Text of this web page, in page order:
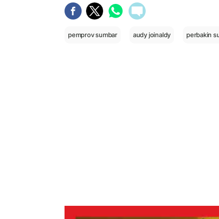
pemprov sumbar audy joinaldy perbakin